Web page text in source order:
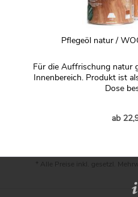
Pflegeöl natur /
Für die Auffrischung natur
Innenbereich. Produkt ist
Dose
ab
* Alle Preise inkl. gesetzl.